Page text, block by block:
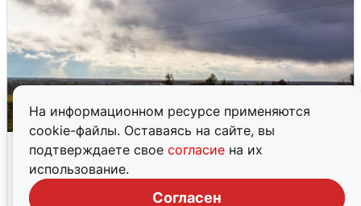
На информационном ресурсе применяются
cookie-файлы. Оставаясь на сайте, вы
подтверждаете свое согласие на их
использование.
Согласен
Над ХМАО впервые сбили
беспилотники
3 августа